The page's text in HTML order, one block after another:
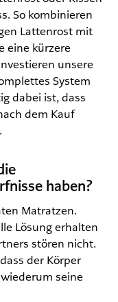
So kombinieren
Lattenrost mit
eine kürzere
unsere
System
dabei ist, dass
dem Kauf
haben?
Matratzen.
Lösung erhalten
stören nicht.
der Körper
seine